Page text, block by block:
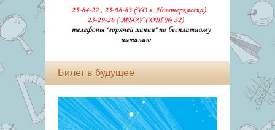
Билет в будущее